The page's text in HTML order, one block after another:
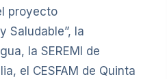
proyecto
Saludable”, la
la SEREMI de
el CESFAM de Quinta